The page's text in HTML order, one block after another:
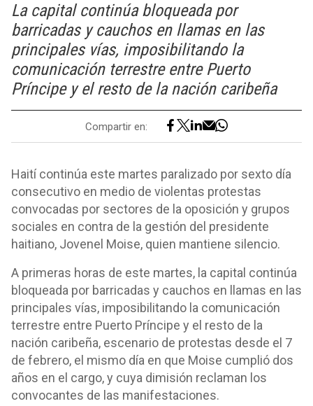
La capital continúa bloqueada por
barricadas y cauchos en llamas en las
principales vías, imposibilitando la
comunicación terrestre entre Puerto
Príncipe y el resto de la nación caribeña
Compartir en:
Haití continúa este martes paralizado por sexto día
consecutivo en medio de violentas protestas
convocadas por sectores de la oposición y grupos
sociales en contra de la gestión del presidente
haitiano, Jovenel Moise, quien mantiene silencio.
A primeras horas de este martes, la capital continúa
bloqueada por barricadas y cauchos en llamas en las
principales vías, imposibilitando la comunicación
terrestre entre Puerto Príncipe y el resto de la
nación caribeña, escenario de protestas desde el 7
de febrero, el mismo día en que Moise cumplió dos
años en el cargo, y cuya dimisión reclaman los
convocantes de las manifestaciones.